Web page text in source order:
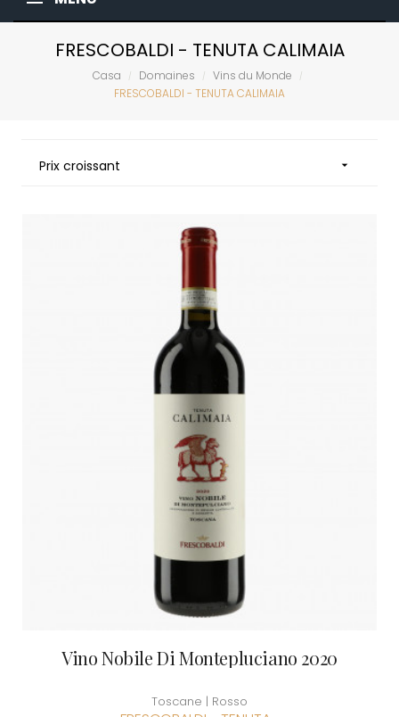
FRESCOBALDI - TENUTA CALIMAIA
Casa Domaines
Vins du Monde
FRESCOBALDI - TENUTA CALIMAIA
Prix croissant 
Vino Nobile Di Montepluciano 2020
Toscane | Rosso